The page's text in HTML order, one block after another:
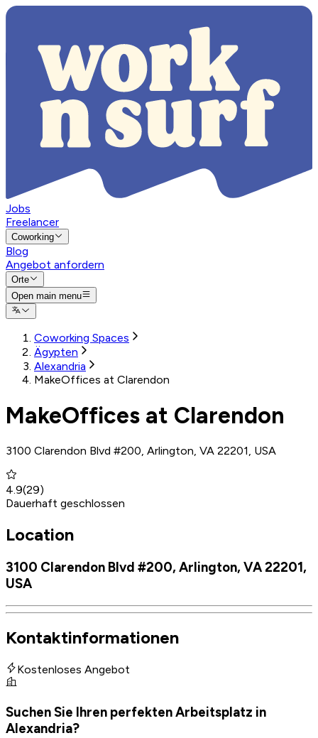
Jobs
Freelancer
Coworking
Blog
Angebot anfordern
Orte
Open main menu
Coworking Spaces
Ägypten
Alexandria
MakeOffices at Clarendon
MakeOffices at Clarendon
3100 Clarendon Blvd #200, Arlington, VA 22201, USA
4.9(29)
Dauerhaft geschlossen
Location
3100 Clarendon Blvd #200, Arlington, VA 22201,
USA
Kontaktinformationen
Kostenloses Angebot
Suchen Sie Ihren perfekten Arbeitsplatz in
Alexandria?